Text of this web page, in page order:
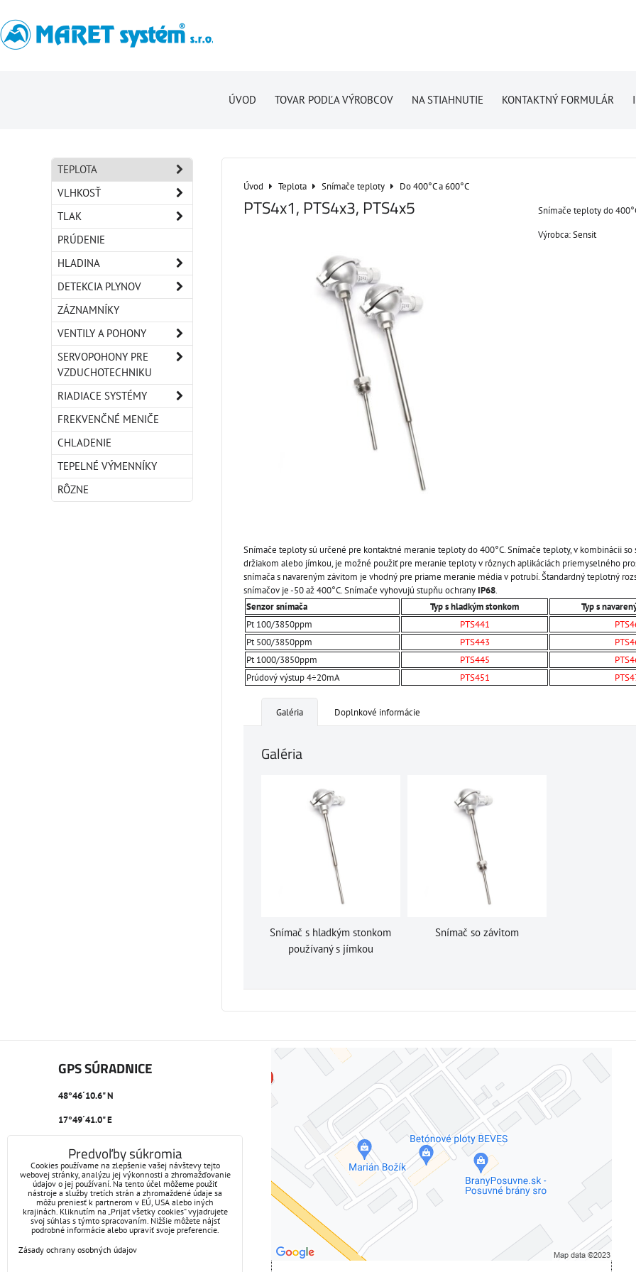
ÚVOD TOVAR PODĽA VÝROBCOV NA STIAHNUTIE KONTAKTNÝ FORMULÁR
Úvod Teplota Snímače teploty Do 400°C a 600°C
PTS4x1, PTS4x3, PTS4x5
Snímače teploty do
Výrobca:Sensit
Snímače teploty sú určené pre kontaktné meranie teploty do 400°C. Snímače teploty, v kombinácii so
držiakom alebo jímkou, je možné použiť pre meranie teploty v rôznych aplikáciách priemyselného
snímača s navareným závitom je vhodný pre priame meranie média v potrubí. Štandardný teplotný
snímačov je -50 až 400°C. Snímače vyhovujú stupňu ochrany IP68.
Senzor snímača
Typ s hladkým stonkom
Typ s
Pt 100/3850ppm
PTS441
Pt 500/3850ppm
PTS443
Pt 1000/3850ppm
PTS445
Prúdový výstup 4÷20mA
PTS451
Galéria Doplnkové informácie
Galéria
Snímač s hladkým stonkom
používaný s jímkou
Snímač so závitom
TEPLOTA
VLHKOSŤ
TLAK
PRÚDENIE
HLADINA
DETEKCIA PLYNOV
ZÁZNAMNÍKY
VENTILY A POHONY
SERVOPOHONY PRE
VZDUCHOTECHNIKU
RIADIACE SYSTÉMY
FREKVENČNÉ MENIČE
CHLADENIE
TEPELNÉ VÝMENNÍKY
RÔZNE
GPS SÚRADNICE
48°46´10.6" N
17°49´41.0" E
Externý obsah je blokovaný Voľbami súkromia
Prajete si načítať externý obsah?
Povoliť tentokrát
Povoliť a zapamätať - súhlas s druhom cookie: Funkčné
Otvoriť obsah v novom okne
Predvoľby súkromia
Cookies používame na zlepšenie vašej návštevy tejto
webovej stránky, analýzu jej výkonnosti a zhromažďovanie
údajov o jej používaní. Na tento účel môžeme použiť
nástroje a služby tretích strán a zhromaždené údaje sa
môžu preniesť k partnerom v EÚ, USA alebo iných
krajinách. Kliknutím na „Prijať všetky cookies“ vyjadrujete
svoj súhlas s týmto spracovaním. Nižšie môžete nájsť
podrobné informácie alebo upraviť svoje preferencie.
Zásady ochrany osobných údajov